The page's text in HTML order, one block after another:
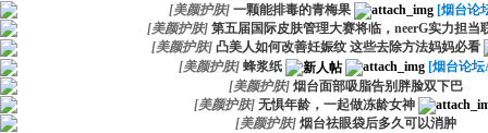
[美颜护肤] 一颗能排毒的青梅果
[烟台论
[美颜护肤] 第五届国际皮肤管理大赛将临，neerG实力担当
[美颜护肤] 凸美人如何改善妊娠纹 这些去除方法妈妈必看
[美颜护肤] 蜂浆纸
[烟台论坛
[美颜护肤] 烟台面部吸脂告别胖脸双下巴
[美颜护肤] 无惧年龄，一起做冻龄女神
[美颜护肤] 烟台祛眼袋后多久可以消肿